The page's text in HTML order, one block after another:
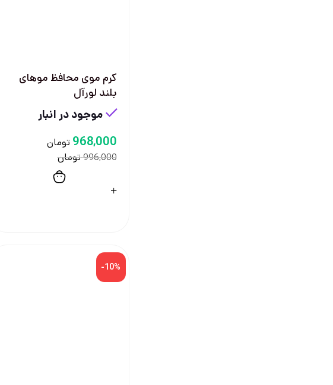
کرم موی محافظ موهای
بلند لورآل
موجود در انبار
996,000تومان
968,000 تومان
-10%